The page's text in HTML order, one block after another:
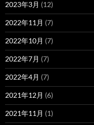
2023年3月 (12)
2022年11月 (7)
2022年10月 (7)
2022年7月 (7)
2022年4月 (7)
2021年12月 (6)
2021年11月 (1)